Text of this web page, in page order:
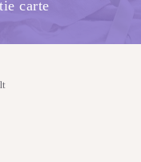
carte